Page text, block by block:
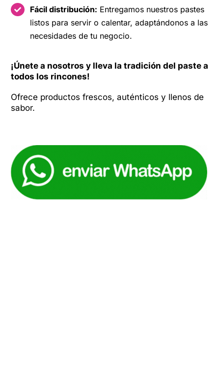
Fácil distribución: Entregamos nuestros pastes
listos para servir o calentar, adaptándonos a las
necesidades de tu negocio.
¡Únete a nosotros y lleva la tradición del paste a
todos los rincones!
Ofrece productos frescos, auténticos y llenos de
sabor.